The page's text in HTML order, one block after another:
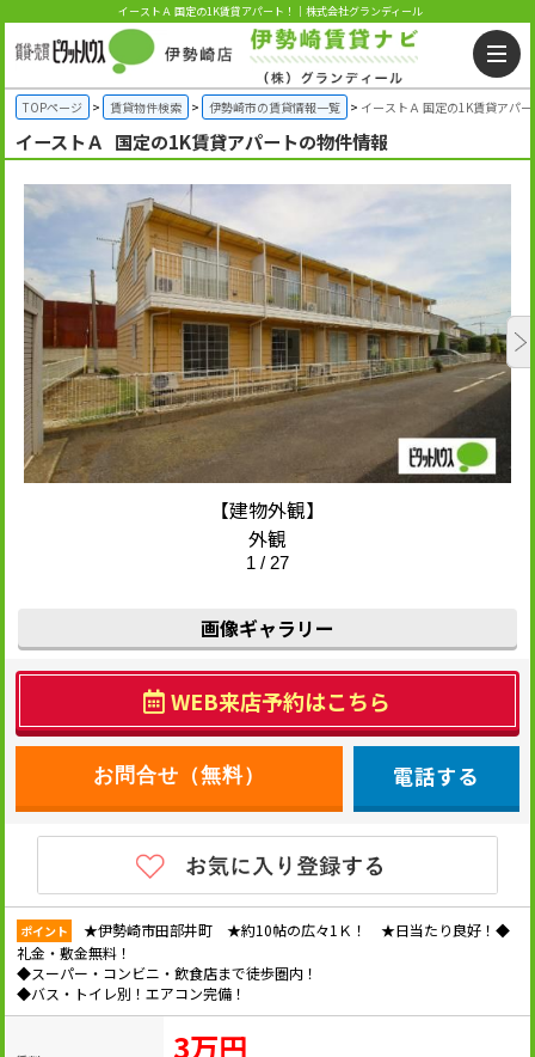
イーストＡ 国定の1K賃貸アパート！｜株式会社グランディール
TOPページ 賃貸物件検索 伊勢崎市の賃貸情報一覧 イーストＡ 国定の1K賃貸アパ
イーストＡ 国定の1K賃貸アパートの物件情報
【建物外観】
外観
1 / 27
画像ギャラリー
WEB来店予約はこちら
電話する
ポイント
★伊勢崎市田部井町 ★約10帖の広々1Ｋ！ ★日当たり良好！◆
礼金・敷金無料！
◆スーパー・コンビニ・飲食店まで徒歩圏内！
◆バス・トイレ別！エアコン完備！
3万円